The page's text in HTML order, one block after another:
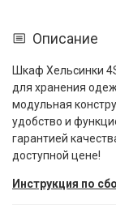
Описание
Шкаф Хельсинки
для хранения
модульная
удобство и
гарантией
доступной цене!
Инструкция по